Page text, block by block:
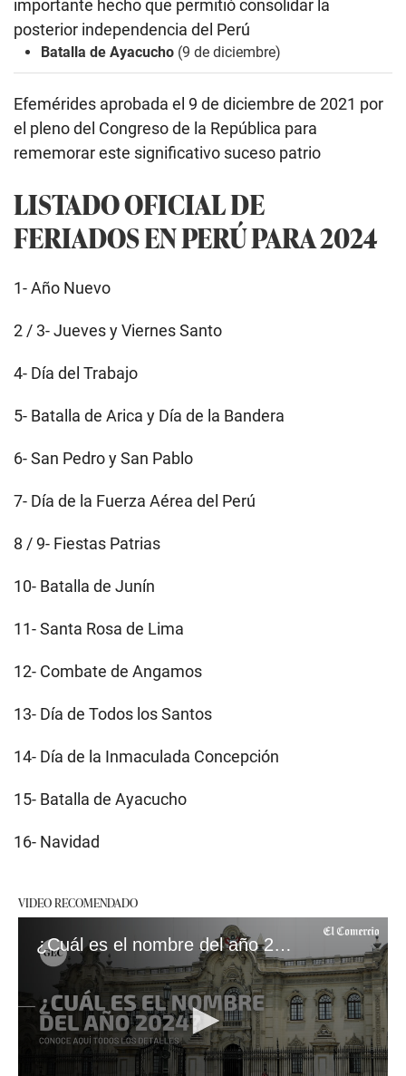
importante hecho que permitió consolidar la
posterior independencia del Perú
Batalla de Ayacucho (9 de diciembre)
Efemérides aprobada el 9 de diciembre de 2021 por
el pleno del Congreso de la República para
rememorar este significativo suceso patrio
LISTADO OFICIAL DE
FERIADOS EN PERÚ PARA 2024
1- Año Nuevo
2 / 3- Jueves y Viernes Santo
4- Día del Trabajo
5- Batalla de Arica y Día de la Bandera
6- San Pedro y San Pablo
7- Día de la Fuerza Aérea del Perú
8 / 9- Fiestas Patrias
10- Batalla de Junín
11- Santa Rosa de Lima
12- Combate de Angamos
13- Día de Todos los Santos
14- Día de la Inmaculada Concepción
15- Batalla de Ayacucho
16- Navidad
VIDEO RECOMENDADO
¿Cuál es el nombre del año 2024 en el Perú?